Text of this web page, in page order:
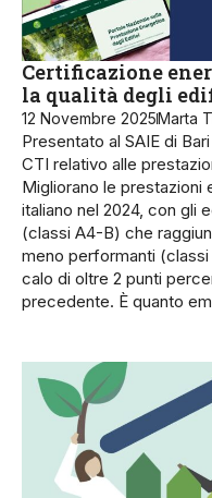
Certificazione
la qualità degli
12 Novembre 2025Marta
Presentato al SAIE di
CTI relativo alle
Migliorano le prestazioni
italiano nel 2024, con gli
(classi A4-B) che
meno performanti
calo di oltre 2 punti
precedente. È quanto